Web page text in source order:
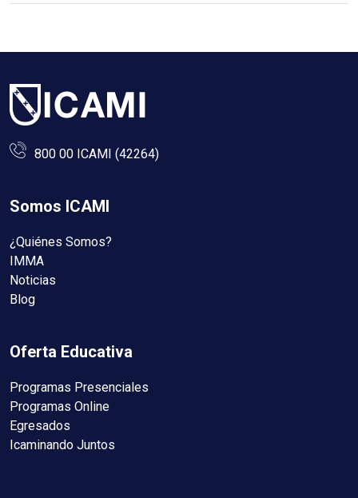
800 00 ICAMI (42264)
Somos ICAMI
¿Quiénes Somos?
IMMA
Noticias
Blog
Oferta Educativa
Programas Presenciales
Programas Online
Egresados
Icaminando Juntos